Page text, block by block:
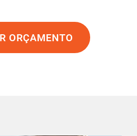
ORÇAMENTO